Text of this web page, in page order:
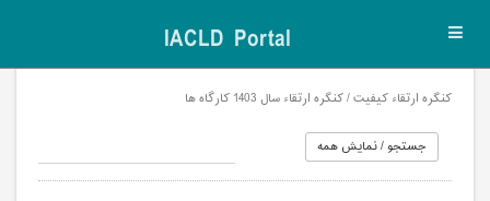
IACLD Portal
کنگره ارتقاء کیفیت / کنگره ارتقاء سال 1403 کارگاه ها